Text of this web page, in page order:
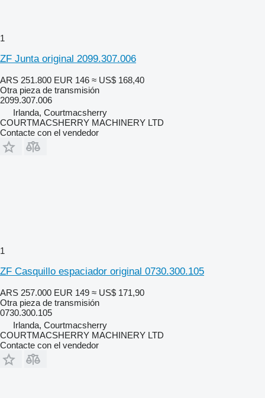
1
ZF Junta original 2099.307.006
ARS 251.800 EUR 146 ≈ US$ 168,40
Otra pieza de transmisión
2099.307.006
Irlanda, Courtmacsherry
COURTMACSHERRY MACHINERY LTD
Contacte con el vendedor
1
ZF Casquillo espaciador original 0730.300.105
ARS 257.000 EUR 149 ≈ US$ 171,90
Otra pieza de transmisión
0730.300.105
Irlanda, Courtmacsherry
COURTMACSHERRY MACHINERY LTD
Contacte con el vendedor